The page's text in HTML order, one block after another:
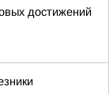
достижений